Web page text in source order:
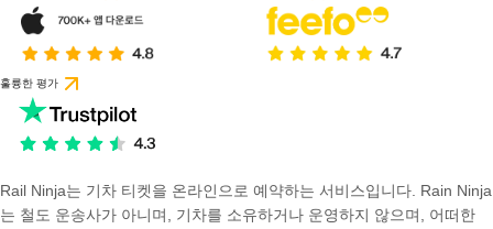
훌륭한 평가
Rail Ninja는 기차 티켓을 온라인으로 예약하는 서비스입니다. Rain Ninja
는 철도 운송사가 아니며, 기차를 소유하거나 운영하지 않으며, 어떠한